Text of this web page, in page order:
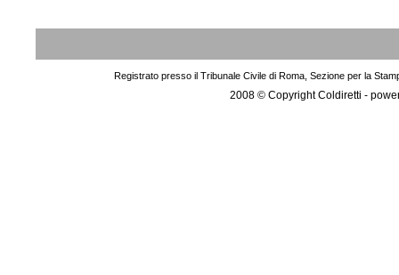
Registrato presso il Tribunale Civile di Roma, Sezione per la
2008 © Copyright Coldiretti -